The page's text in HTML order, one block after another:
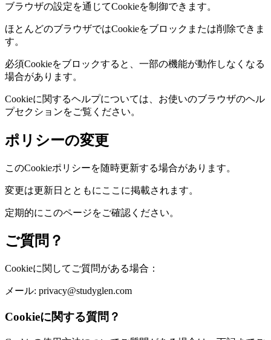
ブラウザの設定を通じてCookieを制御できます。
ほとんどのブラウザではCookieをブロックまたは削除できま
す。
必須Cookieをブロックすると、一部の機能が動作しなくなる
場合があります。
Cookieに関するヘルプについては、お使いのブラウザのヘル
プセクションをご覧ください。
ポリシーの変更
このCookieポリシーを随時更新する場合があります。
変更は更新日とともにここに掲載されます。
定期的にこのページをご確認ください。
ご質問？
Cookieに関してご質問がある場合：
メール: privacy@studyglen.com
Cookieに関する質問？